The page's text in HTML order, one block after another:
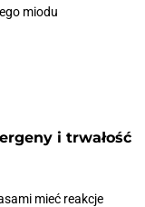
miodu
i trwałość
mieć reakcje